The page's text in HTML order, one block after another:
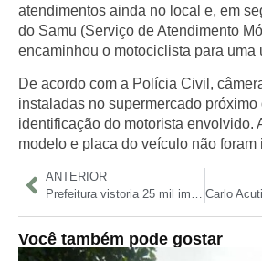
atendimentos ainda no local e, em
do Samu (Serviço de Atendimento
encaminhou o motociclista para uma
De acordo com a Polícia Civil,
instaladas no supermercado
identificação do motorista envolvido.
modelo e placa do veículo não foram
ANTERIOR
Você também pode gostar